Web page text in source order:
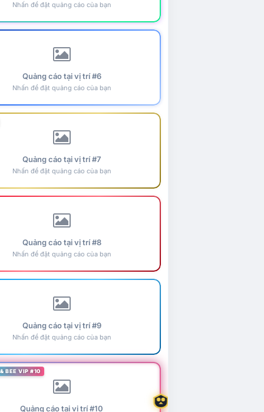
Nhấn để đặt quảng cáo của bạn
Quảng cáo tại vị trí #6
Nhấn để đặt quảng cáo của bạn
Quảng cáo tại vị trí #7
Nhấn để đặt quảng cáo của bạn
Quảng cáo tại vị trí #8
Nhấn để đặt quảng cáo của bạn
Quảng cáo tại vị trí #9
Nhấn để đặt quảng cáo của bạn
BEE VIP #10
Quảng cáo tại vị trí #10